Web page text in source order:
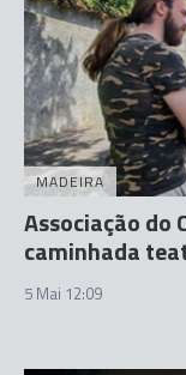
MADEIRA
Associação do
caminhada
5 Mai 12:09